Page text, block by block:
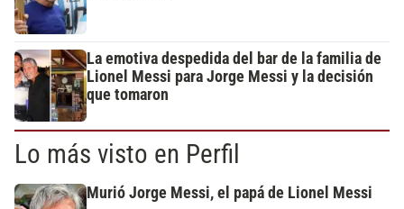
La emotiva despedida del bar de la familia de
Lionel Messi para Jorge Messi y la decisión
que tomaron
Lo más visto en Perfil
Murió Jorge Messi, el papá de Lionel Messi